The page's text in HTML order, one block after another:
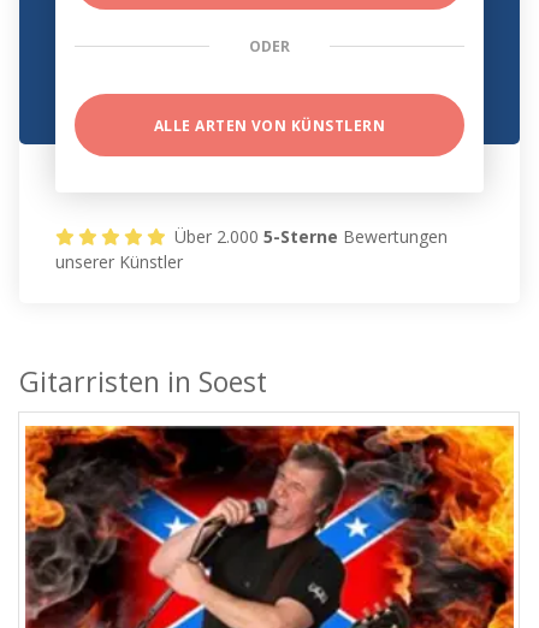
ODER
ALLE ARTEN VON KÜNSTLERN
Über 2.0005-Sterne Bewertungen
unserer Künstler
Gitarristen in Soest